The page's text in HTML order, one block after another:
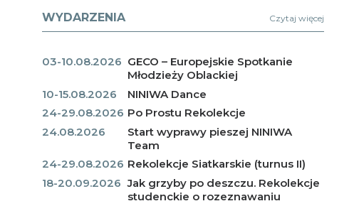
WYDARZENIA Czytaj więcej
03-10.08.2026 GECO – Europejskie Spotkanie
Młodzieży Oblackiej
10-15.08.2026
NINIWA Dance
24-29.08.2026 Po Prostu Rekolekcje
24.08.2026
Start wyprawy pieszej NINIWA
Team
24-29.08.2026 Rekolekcje Siatkarskie (turnus II)
18-20.09.2026 Jak grzyby po deszczu. Rekolekcje
studenckie o rozeznawaniu